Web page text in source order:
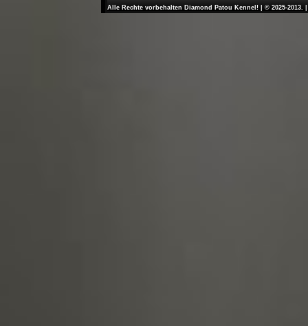
Alle Rechte vorbehalten Diamond Patou Kennel! | © 2025-2013.